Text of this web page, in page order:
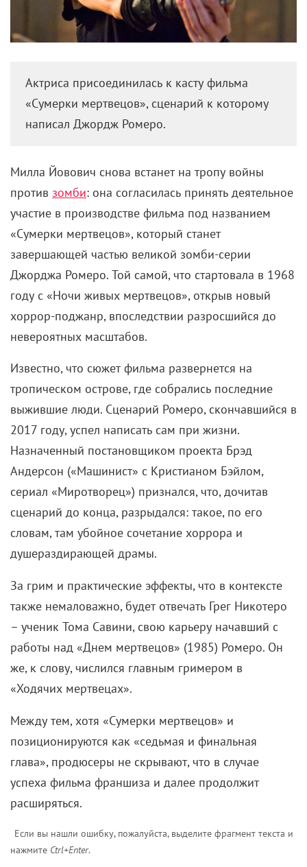
Актриса присоединилась к касту фильма
«Сумерки мертвецов», сценарий к которому
написал Джордж Ромеро.
Милла Йовович снова встанет на тропу войны
против зомби: она согласилась принять деятельное
участие в производстве фильма под названием
«Сумерки мертвецов», который станет
завершающей частью великой зомби-серии
Джорджа Ромеро. Той самой, что стартовала в 1968
году с «Ночи живых мертвецов», открыв новый
хоррор-поджанр, впоследствии разросшийся до
невероятных масштабов.
Известно, что сюжет фильма развернется на
тропическом острове, где собрались последние
выжившие люди. Сценарий Ромеро, скончавшийся в
2017 году, успел написать сам при жизни.
Назначенный постановщиком проекта Брэд
Андерсон («Машинист» с Кристианом Бэйлом,
сериал «Миротворец») признался, что, дочитав
сценарий до конца, разрыдался: такое, по его
словам, там убойное сочетание хоррора и
душераздирающей драмы.
За грим и практические эффекты, что в контексте
также немаловажно, будет отвечать Грег Никотеро
– ученик Тома Савини, свою карьеру начавший с
работы над «Днем мертвецов» (1985) Ромеро. Он
же, к слову, числился главным гримером в
«Ходячих мертвецах».
Между тем, хотя «Сумерки мертвецов» и
позиционируются как «седьмая и финальная
глава», продюсеры не скрывают, что в случае
успеха фильма франшиза и далее продолжит
расширяться.
Если вы нашли ошибку, пожалуйста, выделите фрагмент текста и
нажмите Ctrl+Enter.